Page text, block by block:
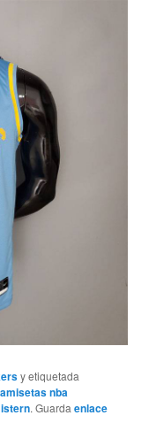
y etiquetada
nba
istern. Guardaenlace